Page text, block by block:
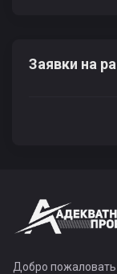
Заявки на
Добро